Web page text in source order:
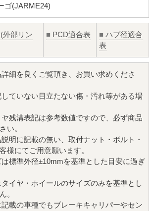
ゴ(JARME24)
外部リン
■ PCD適合表 ■ ハブ径適合
表
細を良くご覧頂き、お買い求めくださ
ていない目立たない傷・汚れ等がある場
残溝表記は参考数値ですので、必ず商品
い。
明に記載の無い、取付ナット・ボルト・
様にてご用意願います。
標準外径±10mmを基準とした目安に過ぎ
イヤ・ホイールのサイズのみを基準とし
。
載の車種でもブレーキキャリパーやセン